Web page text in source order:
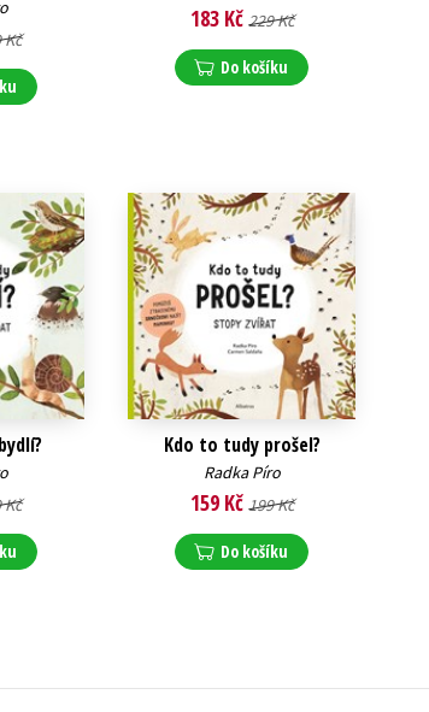
Kč
183 Kč 229 Kč
Do košíku
Kč
Kdo to tudy prošel?
Radka Píro
159 Kč 199 Kč
Do košíku